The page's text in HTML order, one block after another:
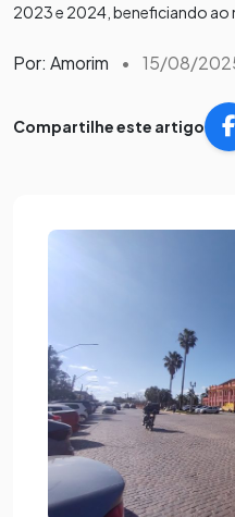
2023 e 2024, beneficiando ao
Por: Amorim • 15/08/
Compartilhe este artigo